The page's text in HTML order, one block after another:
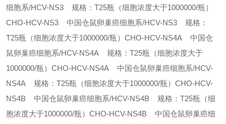
细胞系/HCV-NS3 规格：T25瓶（细胞浓度大于1000000/瓶）
CHO-HCV-NS3 中国仓鼠卵巢癌细胞系/HCV-NS3 规格：
T25瓶（细胞浓度大于1000000/瓶） CHO-HCV-NS4A 中国仓
鼠卵巢癌细胞系/HCV-NS4A 规格：T25瓶（细胞浓度大于
1000000/瓶） CHO-HCV-NS4A 中国仓鼠卵巢癌细胞系/HCV-
NS4A 规格：T25瓶（细胞浓度大于1000000/瓶） CHO-HCV-
NS4B 中国仓鼠卵巢癌细胞系/HCV-NS4B 规格：T25瓶（细
胞浓度大于1000000/瓶） CHO-HCV-NS4B 中国仓鼠卵巢癌细